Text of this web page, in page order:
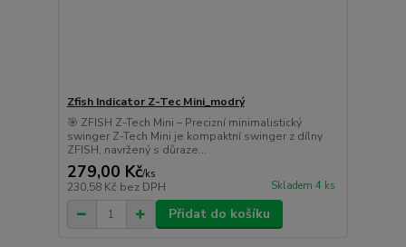
Zfish Indicator Z-Tec Mini_modrý
🎯 ZFISH Z-Tech Mini – Precizní minimalistický
swinger Z-Tech Mini je kompaktní swinger z dílny
ZFISH, navržený s důraze...
279,00 Kč/ks
230,58 Kč bez DPH Skladem 4 ks
Přidat do košíku